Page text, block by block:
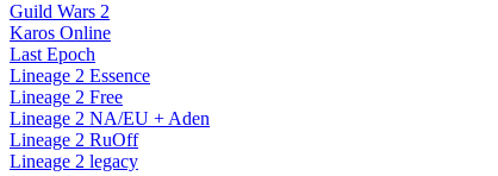
Guild Wars 2
Karos Online
Last Epoch
Lineage 2 Essence
Lineage 2 Free
Lineage 2 NA/EU + Aden
Lineage 2 RuOff
Lineage 2 legacy